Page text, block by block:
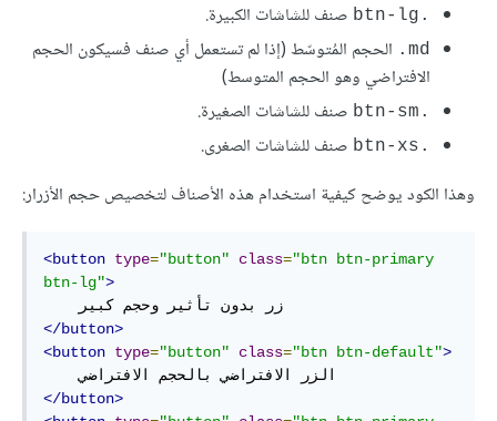
.btn-lg صنف للشاشات الكبيرة.
md.
الحجم المُتوسّط (إذا لم تستعمل أي صنف فسيكون الحجم
الافتراضي وهو الحجم المتوسط)
.btn-sm صنف للشاشات الصغيرة.
.btn-xs
صنف للشاشات الصغرى.
وهذا الكود يوضح كيفية استخدام هذه الأصناف لتخصيص حجم الأزرار:
<button type="button" class="btn btn-primary
btn-lg">
</button>
<button type="button" class="btn btn-default">
</button>